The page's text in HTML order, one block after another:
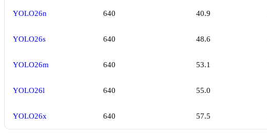
YOLO26n 640 40.9
YOLO26s 640 48.6
YOLO26m 640 53.1
YOLO26l 640 55.0
YOLO26x 640 57.5